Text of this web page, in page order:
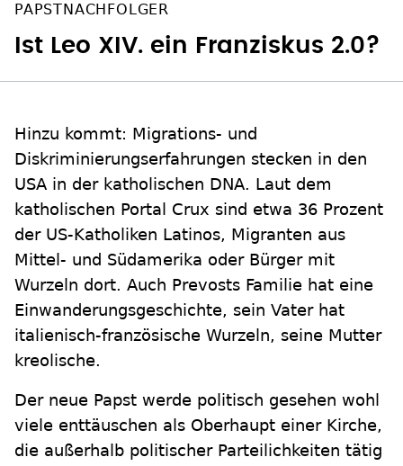
PAPSTNACHFOLGER
Ist Leo XIV. ein Franziskus 2.0?
Hinzu kommt: Migrations- und
Diskriminierungserfahrungen stecken in den
USA in der katholischen DNA. Laut dem
katholischen Portal Crux sind etwa 36 Prozent
der US-Katholiken Latinos, Migranten aus
Mittel- und Südamerika oder Bürger mit
Wurzeln dort. Auch Prevosts Familie hat eine
Einwanderungsgeschichte, sein Vater hat
italienisch-französische Wurzeln, seine Mutter
kreolische.
Der neue Papst werde politisch gesehen wohl
viele enttäuschen als Oberhaupt einer Kirche,
die außerhalb politischer Parteilichkeiten tätig